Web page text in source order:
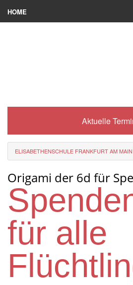
HOME
Eli-Portal
Berufsorientierung
Förderverein
Instagram
Aktuelle
ELISABETHENSCHULE FRANKFURT AM MAIN
Origami der 6d für
für alle